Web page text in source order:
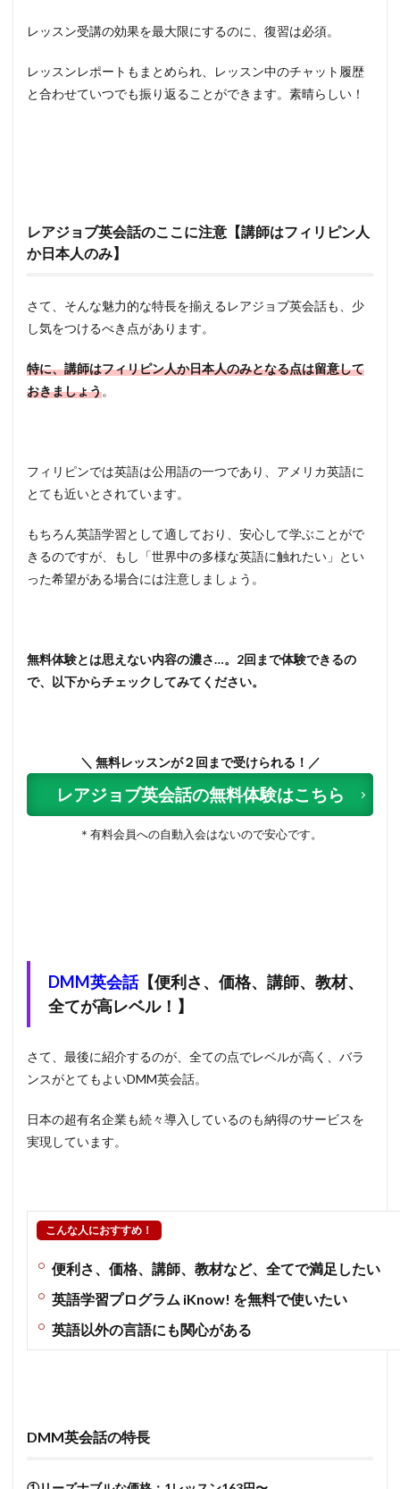
レッスン受講の効果を最大限にするのに、復習は必須。
レッスンレポートもまとめられ、レッスン中のチャット履歴
と合わせていつでも振り返ることができます。素晴らしい！
レアジョブ英会話のここに注意【講師はフィリピン人
か日本人のみ】
さて、そんな魅力的な特長を揃えるレアジョブ英会話も、少
し気をつけるべき点があります。
特に、講師はフィリピン人か日本人のみとなる点は留意して
おきましょう。
フィリピンでは英語は公用語の一つであり、アメリカ英語に
とても近いとされています。
もちろん英語学習として適しており、安心して学ぶことがで
きるのですが、もし「世界中の多様な英語に触れたい」とい
った希望がある場合には注意しましょう。
無料体験とは思えない内容の濃さ…。2回まで体験できるの
で、以下からチェックしてみてください。
＼ 無料レッスンが２回まで受けられる！／
レアジョブ英会話の無料体験はこちら
＊有料会員への自動入会はないので安心です。
DMM英会話【便利さ、価格、講師、教材、
全てが高レベル！】
さて、最後に紹介するのが、全ての点でレベルが高く、バラ
ンスがとてもよいDMM英会話。
日本の超有名企業も続々導入しているのも納得のサービスを
実現しています。
こんな人におすすめ！
便利さ、価格、講師、教材など、全てで満足したい
英語学習プログラム iKnow! を無料で使いたい
英語以外の言語にも関心がある
DMM英会話の特長